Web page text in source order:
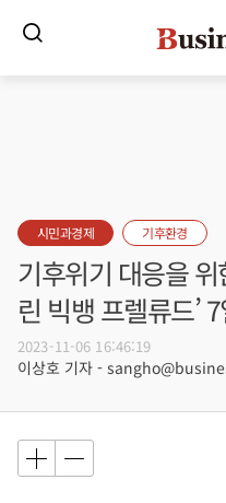
시민과경제 기후환경
기후위기 대응을 위
린 빅뱅 프렐류드’
2023-11-06 16:46:19
이상호 기자 -